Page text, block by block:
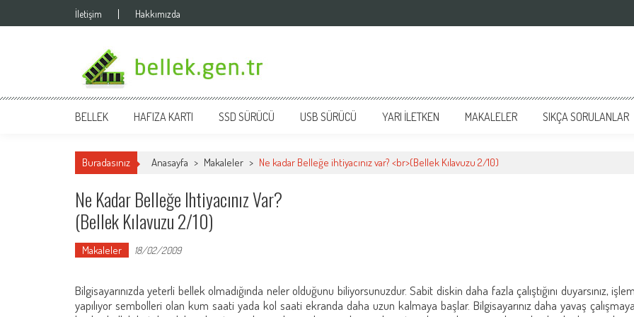
İletişim Hakkımızda
bellek.gen.tr
BELLEK HAFIZA KARTI SSD SÜRÜCÜ USB SÜRÜCÜ YARI İLETKEN MAKALELER SIKÇA SORULANLAR
Buradasınız Anasayfa > Makaleler > Ne kadar Belleğe ihtiyacınız var? <br>(Bellek Kılavuzu 2/10)
Ne Kadar Belleğe Ihtiyacınız Var?
(Bellek Kılavuzu 2/10)
Makaleler 18/02/2009
Bilgisayarınızda yeterli bellek olmadığında neler olduğunu biliyorsunuzdur. Sabit diskin daha fazla çalıştığını duyarsınız,
yapılıyor sembolleri olan kum saati yada kol saati ekranda daha uzun kalmaya başlar. Bilgisayarınız daha yavaş